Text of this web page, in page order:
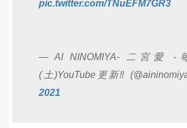
pic.twitter.com/TNuEFM7GR3
— AI NINOMIYA- 二宮愛 -
(土)YouTube更新‼️
2021